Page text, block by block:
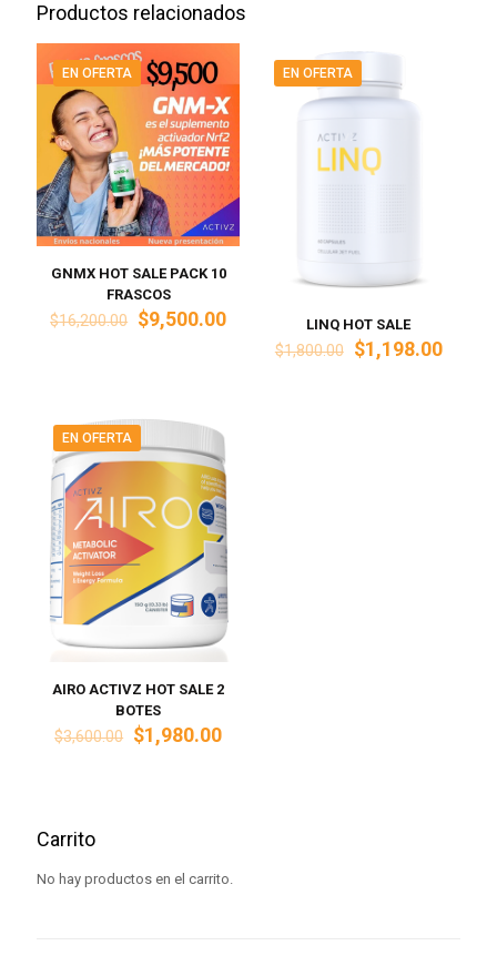
Productos relacionados
EN OFERTA
GNMX HOT SALE PACK 10
FRASCOS
$16,200.00 El
$9,500.00El
precio
actual
EN OFERTA
LINQ HOT SALE
$1,800.00 El
$1,198.00El
EN OFERTA
AIRO ACTIVZ HOT SALE 2
BOTES
$3,600.00 El
$1,980.00El
Carrito
No hay productos en el carrito.